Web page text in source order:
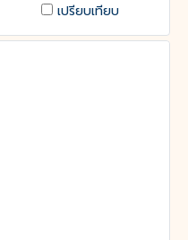
เปรียบเทียบ